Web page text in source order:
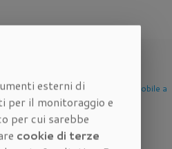
a
Valutazione Immobile a
Scandicci
esterni di
per il monitoraggio e
per cui sarebbe
cookie di terze